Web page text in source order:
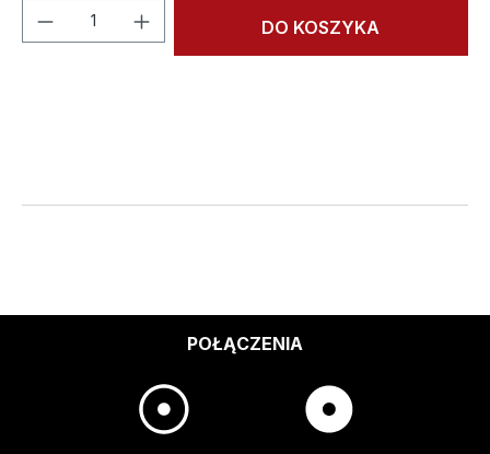
Ilość produktu: Wprowadź żądaną
DO KOSZYKA
POŁĄCZENIA